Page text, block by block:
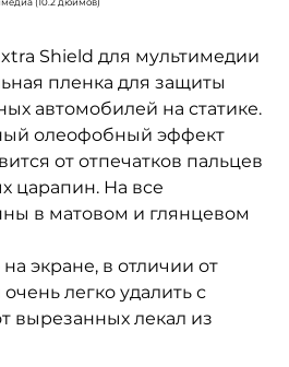
(10.2 дюймов)
Shield для мультимедии
пленка для защиты
автомобилей на статике.
олеофобный эффект
от отпечатков пальцев
царапин. На все
в матовом и глянцевом
экране, в отличии от
легко удалить с
вырезанных лекал из